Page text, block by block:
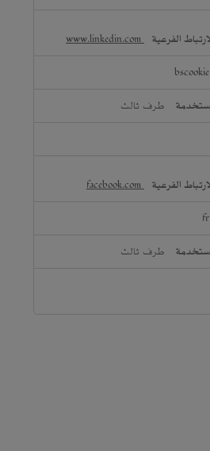
bscookie
طرف ثالث
fr
طرف ثالث